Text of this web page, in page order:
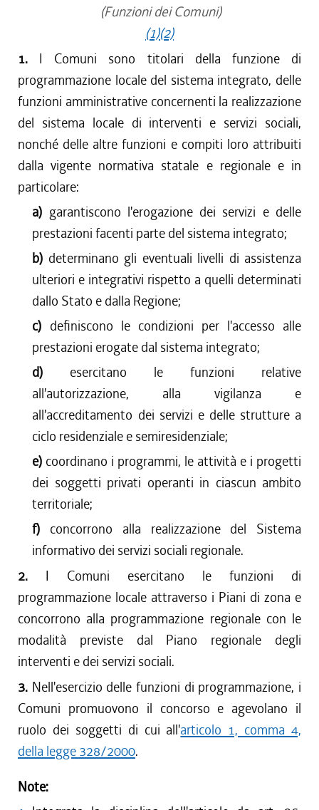
(Funzioni dei Comuni)
(1)(2)
1. I Comuni sono titolari della funzione di
programmazione locale del sistema integrato, delle
funzioni amministrative concernenti la realizzazione
del sistema locale di interventi e servizi sociali,
nonché delle altre funzioni e compiti loro attribuiti
dalla vigente normativa statale e regionale e in
particolare:
a) garantiscono l'erogazione dei servizi e delle
prestazioni facenti parte del sistema integrato;
b) determinano gli eventuali livelli di assistenza
ulteriori e integrativi rispetto a quelli determinati
dallo Stato e dalla Regione;
c) definiscono le condizioni per l'accesso alle
prestazioni erogate dal sistema integrato;
d) esercitano le funzioni relative
all'autorizzazione, alla vigilanza e
all'accreditamento dei servizi e delle strutture a
ciclo residenziale e semiresidenziale;
e) coordinano i programmi, le attività e i progetti
dei soggetti privati operanti in ciascun ambito
territoriale;
f) concorrono alla realizzazione del Sistema
informativo dei servizi sociali regionale.
2. I Comuni esercitano le funzioni di
programmazione locale attraverso i Piani di zona e
concorrono alla programmazione regionale con le
modalità previste dal Piano regionale degli
interventi e dei servizi sociali.
3. Nell'esercizio delle funzioni di programmazione, i
Comuni promuovono il concorso e agevolano il
ruolo dei soggetti di cui all'articolo 1, comma 4,
della legge 328/2000.
Note: